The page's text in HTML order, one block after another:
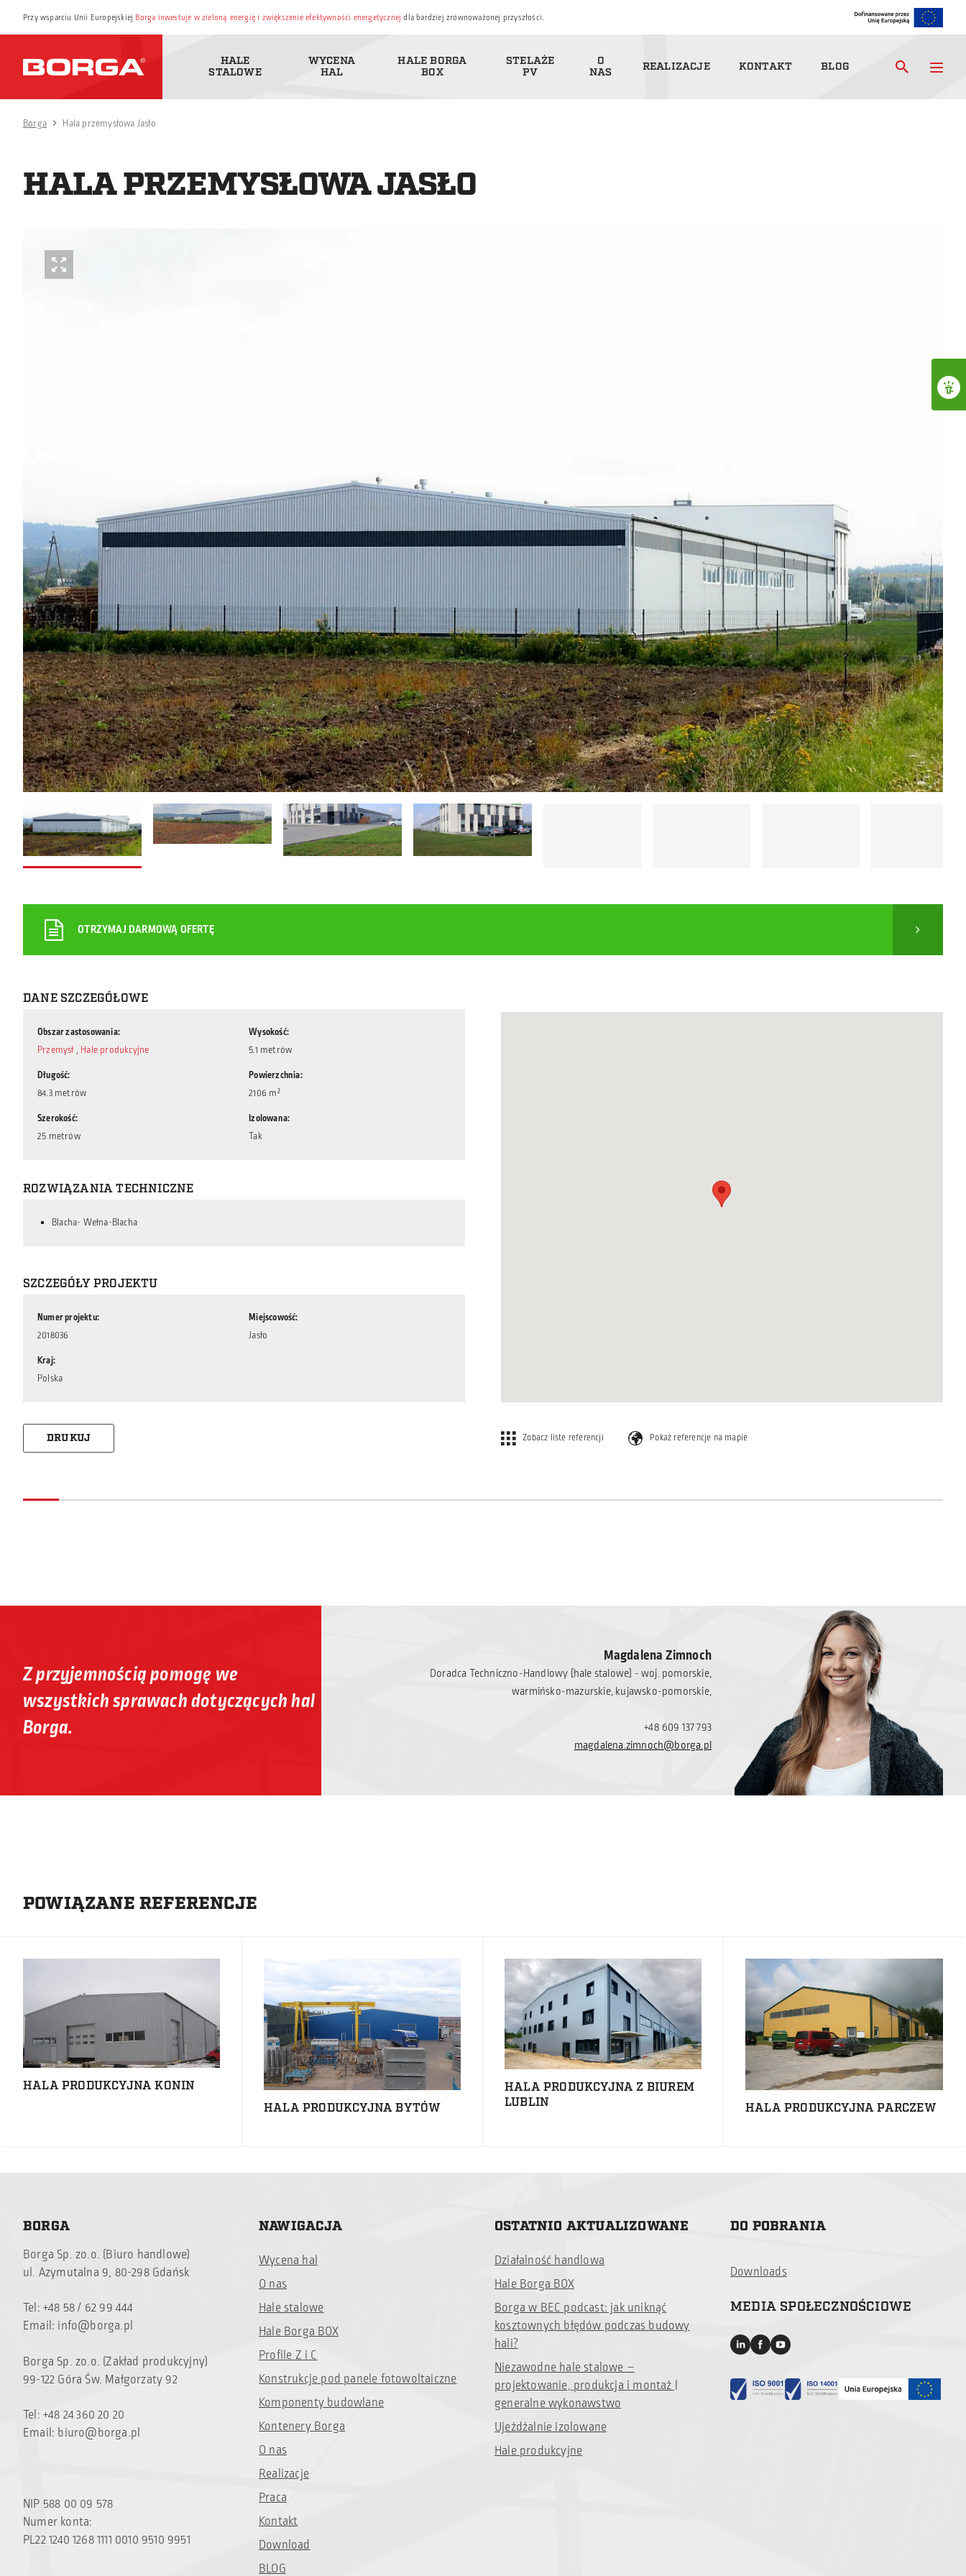
Przy wsparciu Unii Europejskiej Borga inwestuje w zieloną energię i zwiększenie efektywności energetycznej dla bardziej zrównoważonej przyszłości.
HALE
STALOWE
WYCENA
HAL
HALE BORGA
BOX
STELAŻE
PV
O
NAS
REALIZACJE KONTAKT BLOG
Borga Hala przemysłowa Jasło
HALA PRZEMYSŁOWA JASŁO
OTRZYMAJ DARMOWĄ OFERTĘ
DANE SZCZEGÓŁOWE
Obszar zastosowania
Przemysł , Hale produkcyjne
Długość
84.3 metrów
Szerokość
25 metrów
Wysokość
5.1 metrów
Powierzchnia
2106 m²
Izolowana
Tak
ROZWIĄZANIA TECHNICZNE
Blacha- Wełna-Blacha
SZCZEGÓŁY PROJEKTU
Numer projektu
2018036
Kraj
Polska
Miejscowość
Jasło
DRUKUJ Zobacz liste referencji Pokaż referencje na mapie
Magdalena Zimnoch
Doradca Techniczno-Handlowy [hale stalowe] - woj. pomorskie,
warmińsko-mazurskie, kujawsko-pomorskie,
+48 609 137 793
magdalena.zimnoch@borga.pl
Z przyjemnością pomogę we
wszystkich sprawach dotyczących hal
Borga.
POWIĄZANE REFERENCJE
HALA PRODUKCYJNA KONIN
HALA PRODUKCYJNA BYTÓW
HALA PRODUKCYJNA Z BIUREM
LUBLIN
HALA PRODUKCYJNA PARCZEW
BORGA
Borga Sp. zo.o. (Biuro handlowe)
ul. Azymutalna 9, 80-298 Gdańsk
Tel: +48 58 / 62 99 444
Email: info@borga.pl
Borga Sp. zo.o. (Zakład produkcyjny)
99-122 Góra Św. Małgorzaty 92
Tel: +48 24 360 20 20
Email: biuro@borga.pl
NIP 588 00 09 578
Numer konta:
PL22 1240 1268 1111 0010 9510 9951
NAWIGACJA
Wycena hal
O nas
Hale stalowe
Hale Borga BOX
Profile Z i C
Konstrukcje pod panele fotowoltaiczne
Komponenty budowlane
Kontenery Borga
O nas
Realizacje
Praca
Kontakt
Download
BLOG
OSTATNIO AKTUALIZOWANE
Działalność handlowa
Hale Borga BOX
Borga w BEC podcast: jak uniknąć
kosztownych błędów podczas budowy
hali?
Niezawodne hale stalowe –
projektowanie, produkcja i montaż |
generalne wykonawstwo
Ujeżdżalnie izolowane
Hale produkcyjne
DO POBRANIA
Downloads
MEDIA SPOŁECZNOŚCIOWE